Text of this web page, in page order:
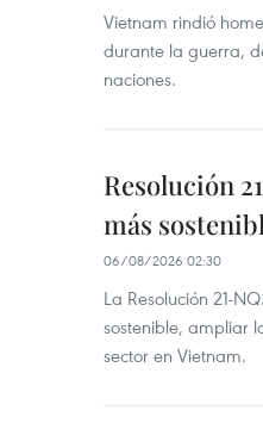
Vietnam rindió
durante la guerra,
naciones.
Resolución
más
06/08/2026 02:30
La Resolución 21-
sostenible, ampliar
sector en Vietnam.